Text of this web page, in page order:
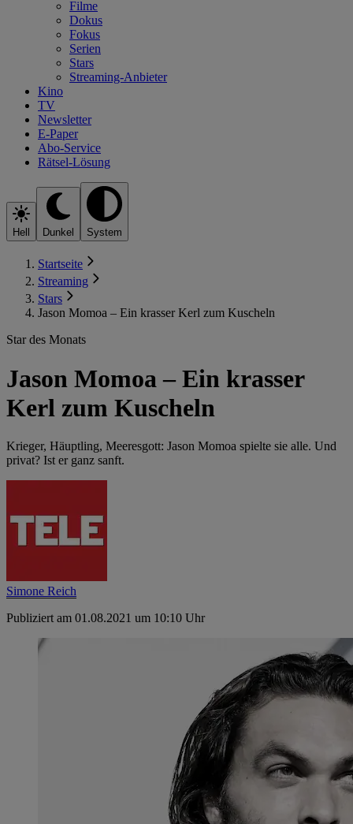
Filme
Dokus
Fokus
Serien
Stars
Streaming-Anbieter
Kino
TV
Newsletter
E-Paper
Abo-Service
Rätsel-Lösung
Hell Dunkel System
Startseite
Streaming
Stars
Jason Momoa – Ein krasser Kerl zum Kuscheln
Star des Monats
Jason Momoa – Ein krasser
Kerl zum Kuscheln
Krieger, Häuptling, Meeresgott: Jason Momoa spielte sie alle. Und
privat? Ist er ganz sanft.
Simone Reich
Publiziert am 01.08.2021 um 10:10 Uhr